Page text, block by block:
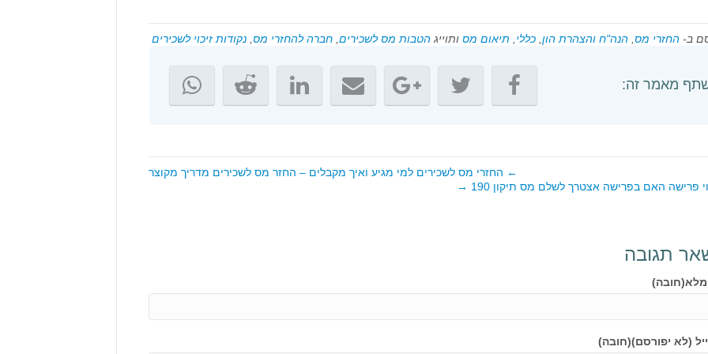
ב- החזרי מס, הנה"ח והצהרת הון,כללי, תיאום מס ותוייג הטבות מס לשכירים,חברה להחזרי מס,נקודות זיכוי לשכירים
מאמר זה:
← החזרי מס לשכירים למי מגיע ואיך מקבלים – החזר מס לשכירים מדריך מקוצר
פרישה האם בפרישה אצטרך לשלם מס תיקון 190 →
תגובה
(לא יפורסם)(חובה)